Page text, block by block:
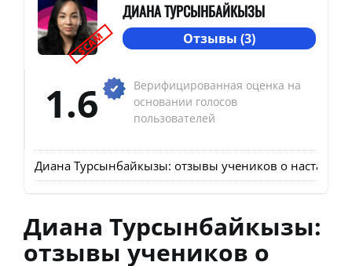
SCAM
ДИАНА ТУРСЫНБАЙКЫЗЫ
Отзывы (3)
1.6
Верифицированная оценка на
основании голосов
пользователей
Диана Турсынбайкызы: отзывы учеников о
Диана Турсынбайкызы:
отзывы учеников о